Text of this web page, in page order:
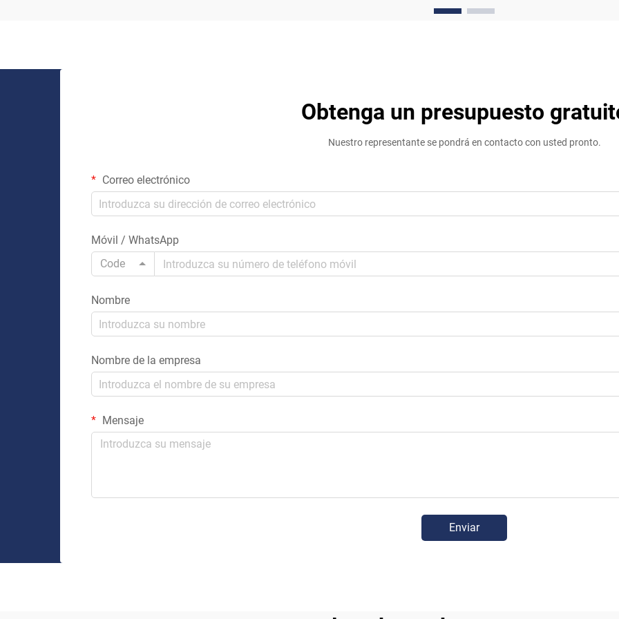
Obtenga un presupuesto
Nuestro representante se pondrá en contacto con usted pronto.
Correo electrónico
Móvil / WhatsApp
Code
Nombre
Nombre de la empresa
Mensaje
Enviar